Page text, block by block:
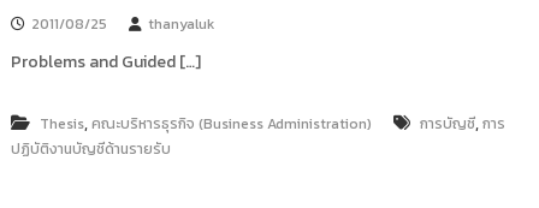
2011/08/25 thanyaluk
Problems and Guided […]
Thesis,คณะบริหารธุรกิจ (Business Administration) การบัญชี,การ
ปฏิบัติงานบัญชีด้านรายรับ